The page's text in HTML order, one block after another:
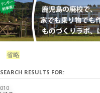
省略
SEARCH RESULTS FOR: